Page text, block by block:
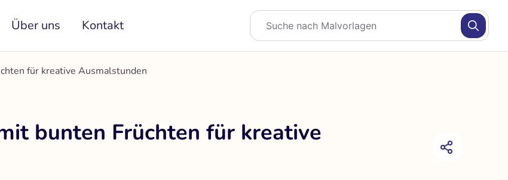
Über uns Kontakt
für kreative Ausmalstunden
bunten Früchten für kreative